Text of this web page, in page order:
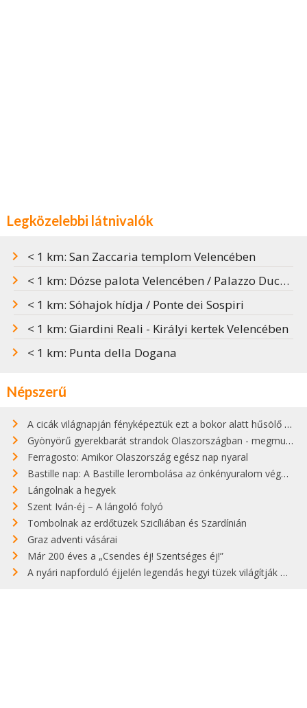
Legközelebbi látnivalók
< 1 km: San Zaccaria templom Velencében
< 1 km: Dózse palota Velencében / Palazzo Ducale
< 1 km: Sóhajok hídja / Ponte dei Sospiri
< 1 km: Giardini Reali - Királyi kertek Velencében
< 1 km: Punta della Dogana
Népszerű
A cicák világnapján fényképeztük ezt a bokor alatt hűsölő cicát Kisorosziban
Gyönyörű gyerekbarát strandok Olaszországban - megmutatjuk a 15 legjobbat
Ferragosto: Amikor Olaszország egész nap nyaral
Bastille nap: A Bastille lerombolása az önkényuralom végét jelentette
Lángolnak a hegyek
Szent Iván-éj – A lángoló folyó
Tombolnak az erdőtüzek Szicíliában és Szardínián
Graz adventi vásárai
Már 200 éves a „Csendes éj! Szentséges éj!”
A nyári napforduló éjjelén legendás hegyi tüzek világítják meg Zugspitzét